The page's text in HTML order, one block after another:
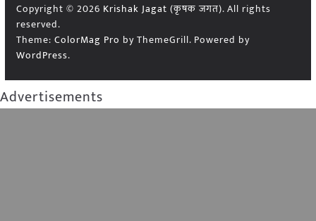
Copyright © 2026 Krishak Jagat (कृषक जगत). All rights
reserved.
Theme: ColorMag Pro by ThemeGrill. Powered by
WordPress.
Advertisements